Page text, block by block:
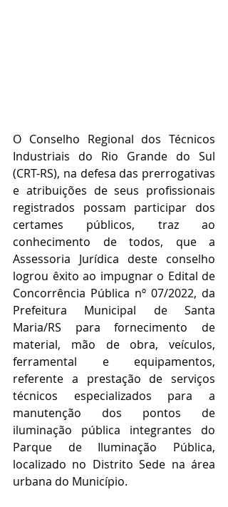
O Conselho Regional dos Técnicos
Industriais do Rio Grande do Sul
(CRT-RS), na defesa das prerrogativas
e atribuições de seus profissionais
registrados possam participar dos
certames públicos, traz ao
conhecimento de todos, que a
Assessoria Jurídica deste conselho
logrou êxito ao impugnar o Edital de
Concorrência Pública nº 07/2022, da
Prefeitura Municipal de Santa
Maria/RS para fornecimento de
material, mão de obra, veículos,
ferramental e equipamentos,
referente a prestação de serviços
técnicos especializados para a
manutenção dos pontos de
iluminação pública integrantes do
Parque de Iluminação Pública,
localizado no Distrito Sede na área
urbana do Município.